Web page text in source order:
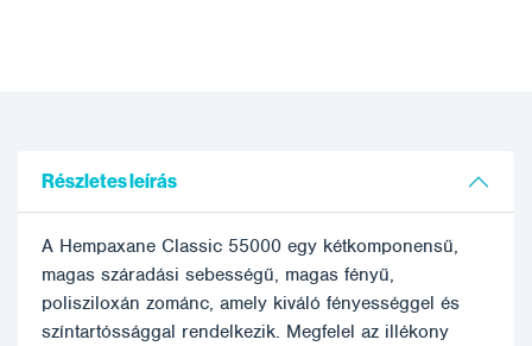
Részletes leírás
A Hempaxane Classic 55000 egy kétkomponensű,
magas száradási sebességű, magas fényű,
polisziloxán zománc, amely kiváló fényességgel és
színtartóssággal rendelkezik. Megfelel az illékony